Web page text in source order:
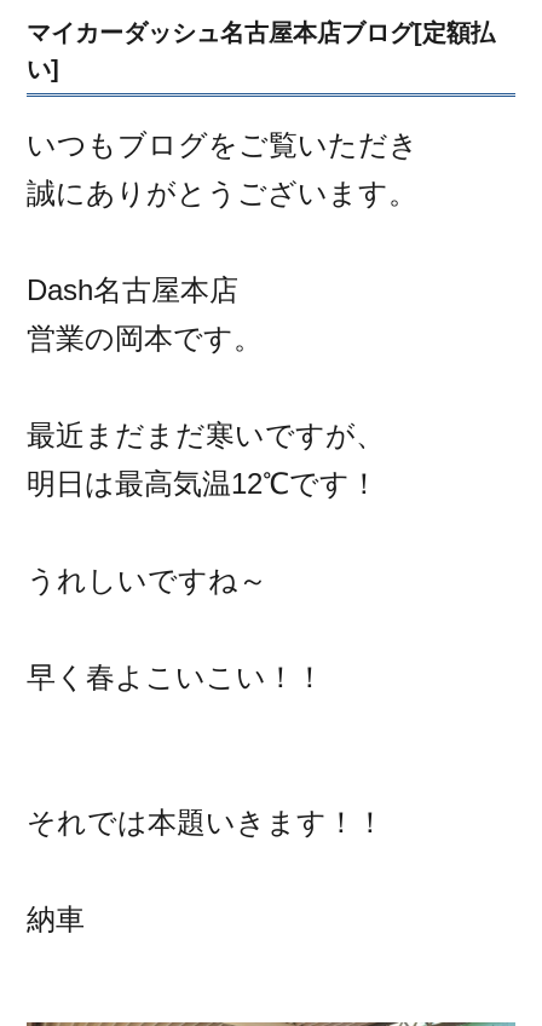
マイカーダッシュ名古屋本店ブログ[定額払
い]
いつもブログをご覧いただき
誠にありがとうございます。
Dash名古屋本店
営業の岡本です。
最近まだまだ寒いですが、
明日は最高気温12℃です！
うれしいですね～
早く春よこいこい！！
それでは本題いきます！！
納車